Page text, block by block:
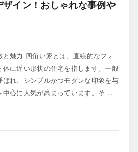
ザイン！おしゃれな事例や
魅力 四角い家とは、直線的なフォ
体に近い形状の住宅を指します。一般
ばれ、シンプルかつモダンな印象を与
中心に人気が高まっています。そ …